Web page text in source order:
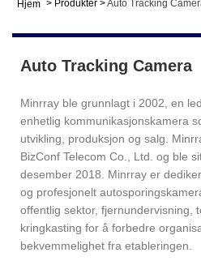
Hjem > Produkter >Auto Tracking
Auto Tracking Camera
Minrray ble grunnlagt i 2002, en
enhetlig kommunikasjonskamera
utvikling, produksjon og salg.
BizConf Telecom Co., Ltd. og ble
desember 2018. Minrray er
og profesjonelt
offentlig sektor, fjernundervisning,
kringkasting for å forbedre
bekvemmelighet fra etableringen.